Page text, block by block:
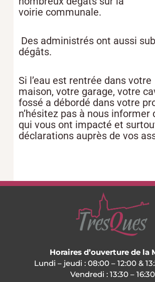
voirie communale.
Des administrés ont aussi
dégâts.
Si l’eau est rentrée dans votre
maison, votre garage, votre
fossé a débordé dans votre
n’hésitez pas à nous informer
qui vous ont impacté et
déclarations auprès de vos
Horaires d’ouverture de la
Lundi – jeudi : 08:00 – 12:00 &
Vendredi : 13:30 – 16:30